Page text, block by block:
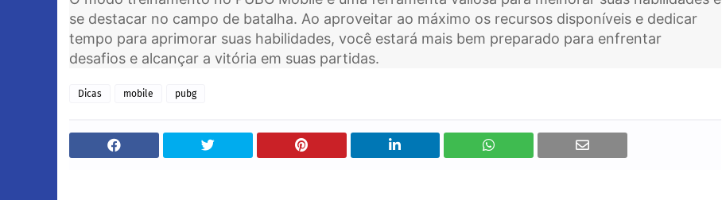
se destacar no campo de batalha. Ao aproveitar ao máximo os recursos disponíveis e dedicar
tempo para aprimorar suas habilidades, você estará mais bem preparado para enfrentar
desafios e alcançar a vitória em suas partidas.
Dicas mobile pubg